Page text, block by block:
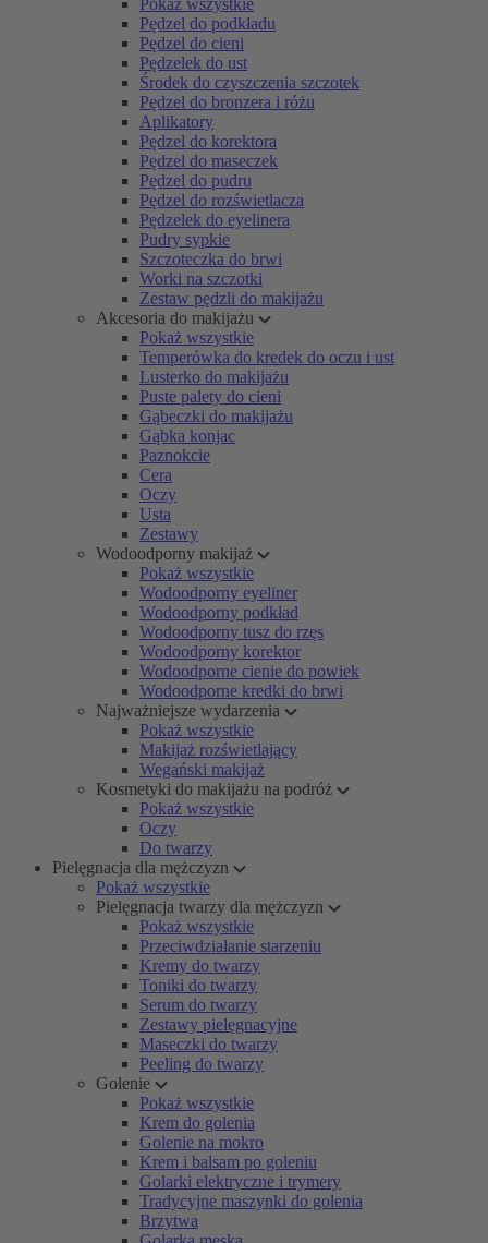
Pokaż wszystkie
Pędzel do podkładu
Pędzel do cieni
Pędzelek do ust
Środek do czyszczenia szczotek
Pędzel do bronzera i różu
Aplikatory
Pędzel do korektora
Pędzel do maseczek
Pędzel do pudru
Pędzel do rozświetlacza
Pędzelek do eyelinera
Pudry sypkie
Szczoteczka do brwi
Worki na szczotki
Zestaw pędzli do makijażu
Akcesoria do makijażu
Pokaż wszystkie
Temperówka do kredek do oczu i ust
Lusterko do makijażu
Puste palety do cieni
Gąbeczki do makijażu
Gąbka konjac
Paznokcie
Cera
Oczy
Usta
Zestawy
Wodoodporny makijaż
Pokaż wszystkie
Wodoodporny eyeliner
Wodoodporny podkład
Wodoodporny tusz do rzęs
Wodoodporny korektor
Wodoodporne cienie do powiek
Wodoodporne kredki do brwi
Najważniejsze wydarzenia
Pokaż wszystkie
Makijaż rozświetlający
Wegański makijaż
Kosmetyki do makijażu na podróż
Pokaż wszystkie
Oczy
Do twarzy
Pielęgnacja dla mężczyzn
Pokaż wszystkie
Pielęgnacja twarzy dla mężczyzn
Pokaż wszystkie
Przeciwdziałanie starzeniu
Kremy do twarzy
Toniki do twarzy
Serum do twarzy
Zestawy pielęgnacyjne
Maseczki do twarzy
Peeling do twarzy
Golenie
Pokaż wszystkie
Krem do golenia
Golenie na mokro
Krem i balsam po goleniu
Golarki elektryczne i trymery
Tradycyjne maszynki do golenia
Brzytwa